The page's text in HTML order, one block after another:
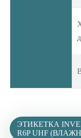
ЭТИКЕТКА
R6P UHF